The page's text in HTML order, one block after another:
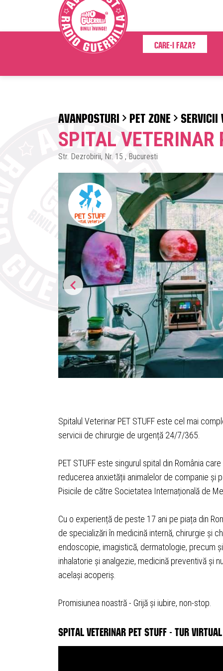
Care-i faza?
AVANPOSTURI PET ZONE SERVICII
SPITAL VETERINAR
Str. Dezrobirii, Nr. 15 , Bucuresti
Spitalul Veterinar PET STUFF este cel mai
servicii de chirurgie de urgență 24/7/365.
PET STUFF este singurul spital din România
reducerea anxietății animalelor de companie și
Pisicile de către Societatea Internațională de
Cu o experiență de peste 17 ani pe piața din
de specializări în medicină internă, chirurgie și
endoscopie, imagistică, dermatologie, precum
inhalatorie și analgezie, medicină preventivă și
același acoperiș.
Promisiunea noastră - Grijă și iubire, non-stop.
Spital Veterinar Pet Stuff - Tur Virtual